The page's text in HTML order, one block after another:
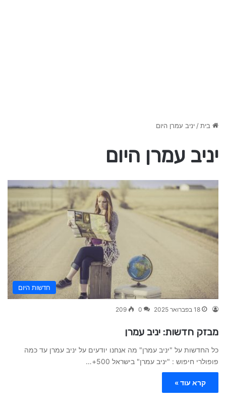
בית/יניב עמרן היום
יניב עמרן היום
חדשות היום
18 בפברואר 2025 0
209
מבזק חדשות: יניב עמרן
כל החדשות על "יניב עמרן" מה אנחנו יודעים על יניב עמרן עד כמה
פופולרי חיפוש : "יניב עמרן" בישראל 500+…
קרא עוד »